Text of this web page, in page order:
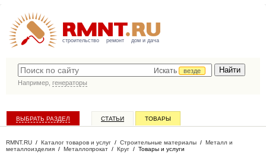
строительство ремонт дом и дача
Искать
везде
Например, генераторы
ВЫБРАТЬ РАЗДЕЛ СТАТЬИ ТОВАРЫ
RMNT.RU / Каталог товаров и услуг / Строительные материалы / Металл и
металлоизделия / Металлопрокат / Круг / Товары и услуги